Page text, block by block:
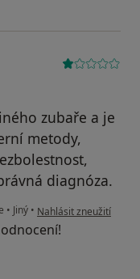
zubaře a je
metody,
diagnóza.
• Jiný • podle názoru uživatele
Nahlásit zneužití